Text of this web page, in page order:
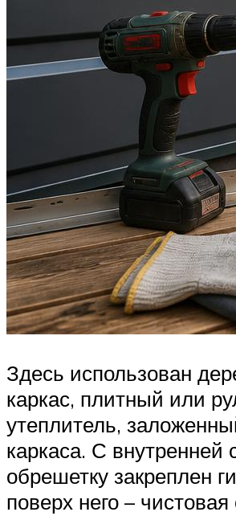
Здесь использован
каркас, плитный или
утеплитель,
каркаса. С внутренней
обрешетку закреплен
поверх него – чистовая